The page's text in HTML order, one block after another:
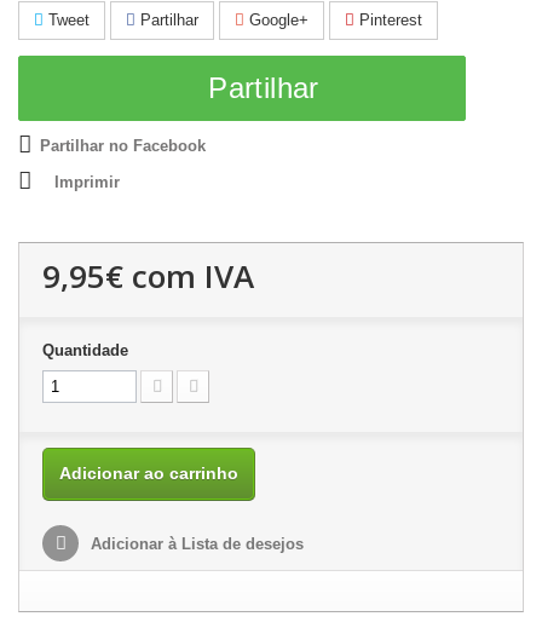
Tweet Partilhar Google+ Pinterest
Partilhar
Partilhar no Facebook
Imprimir
9,95€ com IVA
Quantidade
Adicionar ao carrinho
Adicionar à Lista de desejos